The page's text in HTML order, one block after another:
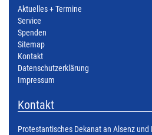
Aktuelles + Termine
Service
Spenden
Sitemap
Kontakt
Datenschutzerklärung
Impressum
Kontakt
Protestantisches Dekanat an Alsenz und